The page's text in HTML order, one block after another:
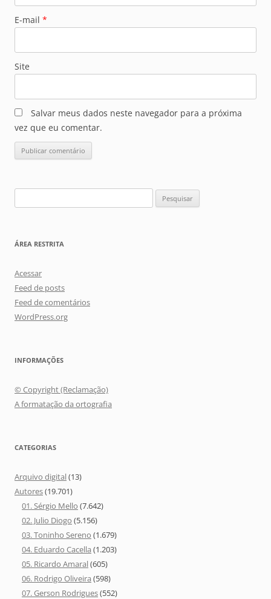
E-mail *
Site
Salvar meus dados neste navegador para a próxima
vez que eu comentar.
por:
ÁREA RESTRITA
Acessar
Feed de posts
Feed de comentários
WordPress.org
INFORMAÇÕES
© Copyright (Reclamação)
A formatação da ortografia
CATEGORIAS
Arquivo digital(13)
Autores(19.701)
01. Sérgio Mello (7.642)
02. Julio Diogo (5.156)
03. Toninho Sereno (1.679)
04. Eduardo Cacella (1.203)
05. Ricardo Amaral(605)
06. Rodrigo Oliveira (598)
07. Gerson Rodrigues(552)